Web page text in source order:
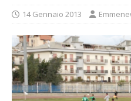
14 Gennaio 2013